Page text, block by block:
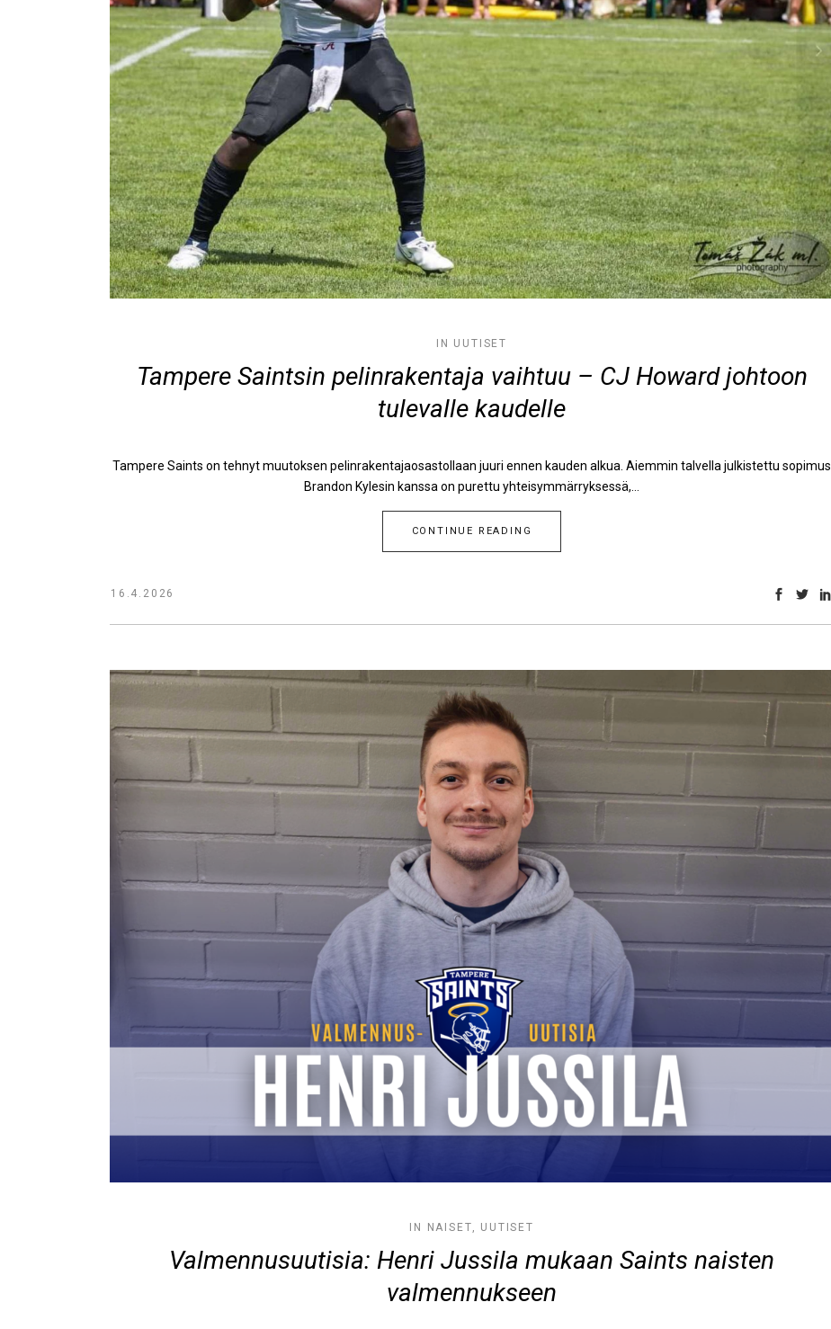
IN UUTISET
Tampere Saintsin pelinrakentaja vaihtuu – CJ Howard johtoon
tulevalle kaudelle
Tampere Saints on tehnyt muutoksen pelinrakentajaosastollaan juuri ennen kauden alkua. Aiemmin talvella julkistettu sopimus
Brandon Kylesin kanssa on purettu yhteisymmärryksessä,...
CONTINUE READING
16.4.2026
IN NAISET UUTISET
Valmennusuutisia: Henri Jussila mukaan Saints naisten
valmennukseen